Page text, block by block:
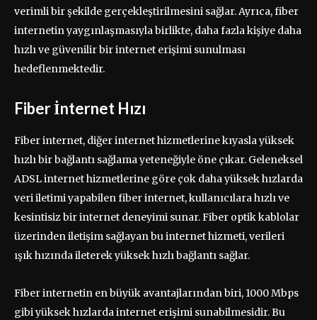
verimli bir şekilde gerçekleştirilmesini sağlar. Ayrıca, fiber
internetin yaygınlaşmasıyla birlikte, daha fazla kişiye daha
hızlı ve güvenilir bir internet erişimi sunulması
hedeflenmektedir.
Fiber İnternet Hızı
Fiber internet, diğer internet hizmetlerine kıyasla yüksek
hızlı bir bağlantı sağlama yeteneğiyle öne çıkar. Geleneksel
ADSL internet hizmetlerine göre çok daha yüksek hızlarda
veri iletimi yapabilen fiber internet, kullanıcılara hızlı ve
kesintisiz bir internet deneyimi sunar. Fiber optik kablolar
üzerinden iletişim sağlayan bu internet hizmeti, verileri
ışık hızında ileterek yüksek hızlı bağlantı sağlar.
Fiber internetin en büyük avantajlarından biri, 1000 Mbps
gibi yüksek hızlarda internet erişimi sunabilmesidir. Bu